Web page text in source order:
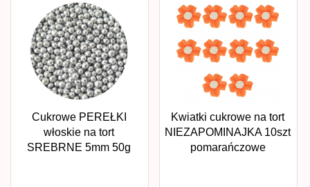
Cukrowe PEREŁKI
włoskie na tort
SREBRNE 5mm 50g
Kwiatki cukrowe na tort
NIEZAPOMINAJKA 10szt
pomarańczowe